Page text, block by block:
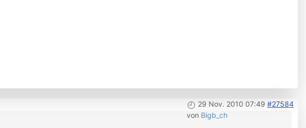
29 Nov. 2010 07:49 #27584
von Bigb_ch